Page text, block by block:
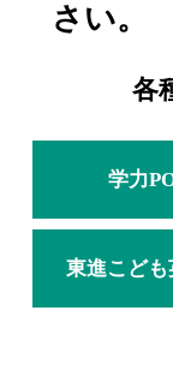
さい。
各
学力
東進こど